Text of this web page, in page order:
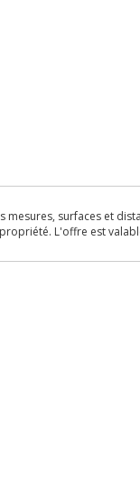
surfaces et
L'offre est